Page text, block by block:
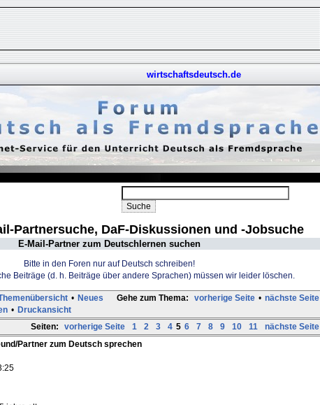
wirtschaftsdeutsch.de
Partnersuche, DaF-Diskussionen und -Jobsuche
E-Mail-Partner zum Deutschlernen suchen
Bitte in den Foren nur auf Deutsch schreiben!
Beiträge (d. h. Beiträge über andere Sprachen) müssen wir leider löschen.
Gehe zum Thema: vorherige Seite • nächste Seite
• Neues
• Druckansicht
Seiten:
vorherige Seite 1 2 3 4 5 6 7 8 9 10 11 nächste Seite
Partner zum Deutsch sprechen